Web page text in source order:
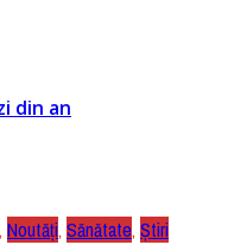
din an
, Noutăți, Sănătate, Știri